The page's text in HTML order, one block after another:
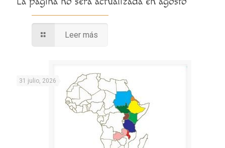
Leer más
31 julio, 2026